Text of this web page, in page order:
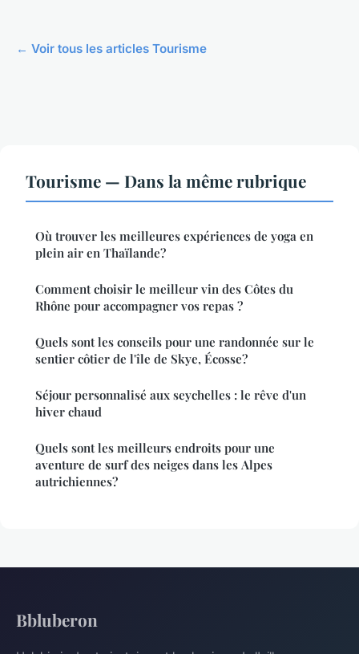
← Voir tous les articles Tourisme
Tourisme — Dans la même rubrique
Où trouver les meilleures expériences de yoga en
plein air en Thaïlande?
Comment choisir le meilleur vin des Côtes du
Rhône pour accompagner vos repas ?
Quels sont les conseils pour une randonnée sur le
sentier côtier de l'île de Skye, Écosse?
Séjour personnalisé aux seychelles : le rêve d'un
hiver chaud
Quels sont les meilleurs endroits pour une
aventure de surf des neiges dans les Alpes
autrichiennes?
Bbluberon